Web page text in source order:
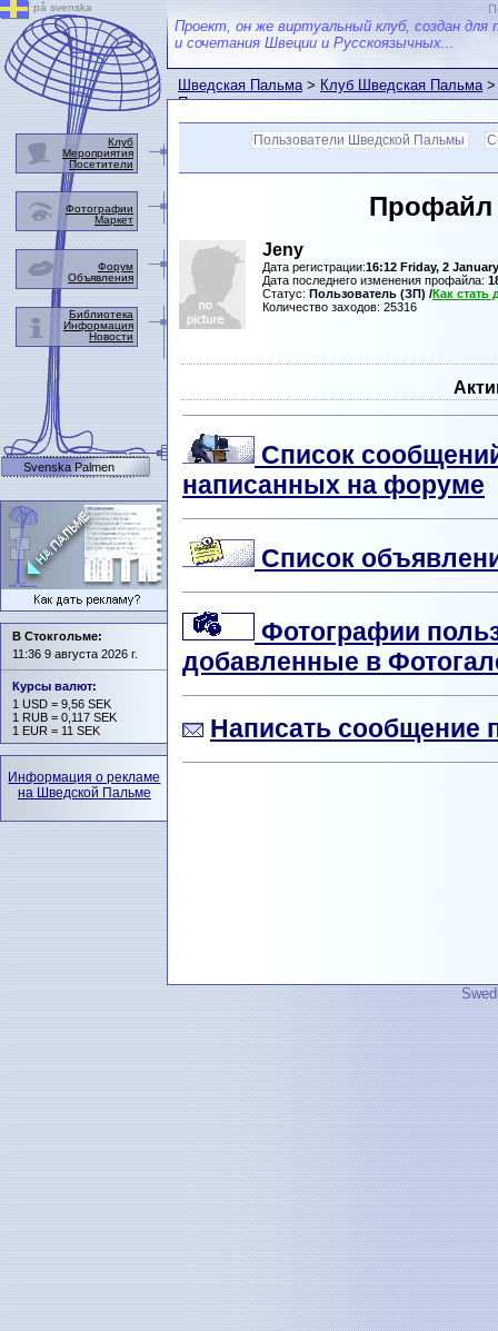
Проект, он же виртуальный клуб, создан для
и сочетания Швеции и Русскоязычных...
Шведская Пальма>Клуб Шведская Пальма>
Пальмы
Пользователи Шведской Пальмы
Профайл
Jeny
Дата регистрации:16:12 Friday, 2
Дата последнего изменения профайла:
Статус: Пользователь (ЗП) /Как
Количество заходов: 25316
Список
написанных на форуме
Список
Фотографии
добавленные в
Написать сообщение
på svenska
Клуб
Мероприятия
Посетители
Фотографии
Маркет
Форум
Объявления
Библиотека
Информация
Новости
Svenska Palmen
В Стокгольме:
11:36 9 августа 2026 г.
Курсы валют:
1 USD = 9,56 SEK
1 RUB = 0,117 SEK
1 EUR = 11 SEK
Информация о рекламе
на Шведской Пальме